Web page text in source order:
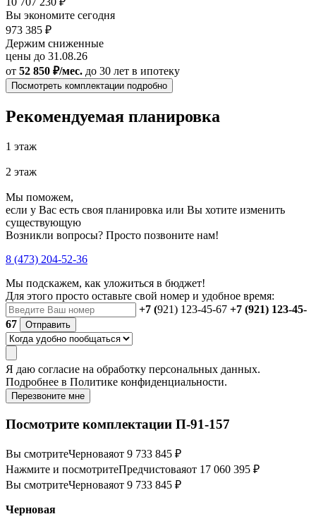
Вы экономите сегодня
973 385 ₽
Держим сниженные
цены до 31.08.26
от 52 850 ₽/мес. до 30 лет в ипотеку
Посмотреть комплектации подробно
Рекомендуемая планировка
1 этаж
2 этаж
Мы поможем,
если у Вас есть своя планировка или Вы хотите изменить
существующую
Возникли вопросы? Просто позвоните нам!
8 (473) 204-52-36
Мы подскажем, как уложиться в бюджет!
Для этого просто оставьте свой номер и удобное время:
+7 (921) 123-45-67 +7 (921) 123-45-
67
Отправить
Я даю согласие на обработку персональных данных.
Подробнее в Политике конфиденциальности.
Перезвоните мне
Посмотрите комплектации П-91-157
Вы смотритеЧерноваяот 9 733 845 ₽
Нажмите и посмотритеПредчистоваяот 17 060 395 ₽
Вы смотритеЧерноваяот 9 733 845 ₽
Черновая